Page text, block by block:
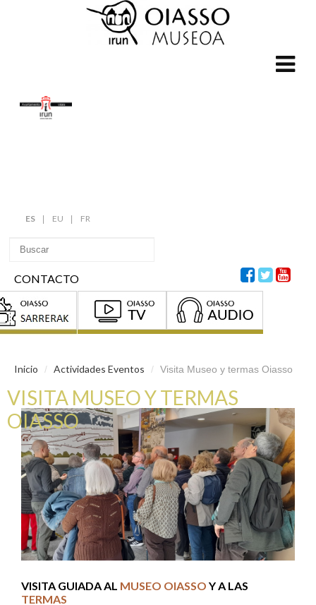
ES EU FR
CONTACTO
Inicio / Actividades Eventos / Visita Museo y termas Oiasso
VISITA MUSEO Y TERMAS
OIASSO
VISITA GUIADA AL MUSEO OIASSO Y A LAS
TERMAS